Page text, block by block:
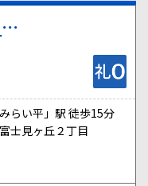
サンパーキング富士見ヶ丘
らい平」駅 徒歩15分
士見ヶ丘２丁目